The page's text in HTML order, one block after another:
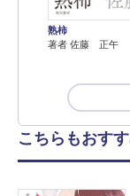
熟柿
著者 佐藤 正午
こちらもおす